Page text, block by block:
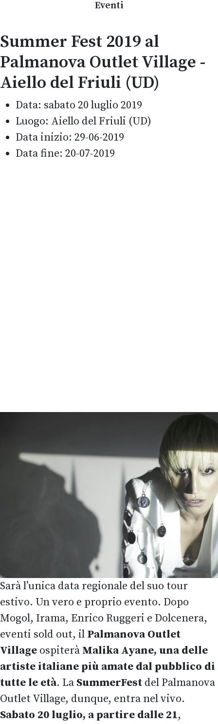
Eventi
Summer Fest 2019 al
Palmanova Outlet Village -
Aiello del Friuli (UD)
Data: sabato 20 luglio 2019
Luogo: Aiello del Friuli (UD)
Data inizio: 29-06-2019
Data fine: 20-07-2019
Sarà l’unica data regionale del suo tour
estivo. Un vero e proprio evento. Dopo
Mogol, Irama, Enrico Ruggeri e Dolcenera,
eventi sold out, il Palmanova Outlet
Village ospiterà Malika Ayane, una delle
artiste italiane più amate dal pubblico di
tutte le età. La SummerFest del Palmanova
Outlet Village, dunque, entra nel vivo.
Sabato 20 luglio, a partire dalle 21,